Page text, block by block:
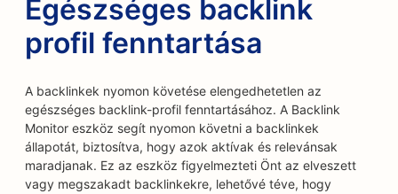
Egészséges backlink
profil fenntartása
A backlinkek nyomon követése elengedhetetlen az
egészséges backlink-profil fenntartásához. A Backlink
Monitor eszköz segít nyomon követni a backlinkek
állapotát, biztosítva, hogy azok aktívak és relevánsak
maradjanak. Ez az eszköz figyelmezteti Önt az elveszett
vagy megszakadt backlinkekre, lehetővé téve, hogy